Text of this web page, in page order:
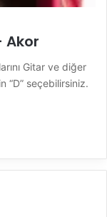
Akor
Gitar ve diğer
“D” seçebilirsiniz.